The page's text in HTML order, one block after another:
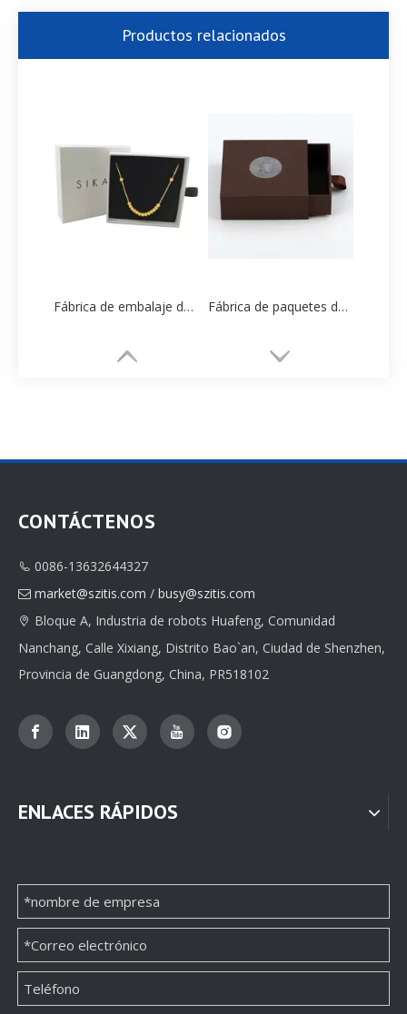
Productos relacionados
Fábrica de embalaje de cajas de papel Bling personalizadas de alta gama Fábrica de paquetes de aretes personalizados de alta gama al por mayor
CONTÁCTENOS
 0086-13632644327
 market@szitis.com / busy@szitis.com
 Bloque A, Industria de robots Huafeng, Comunidad
Nanchang, Calle Xixiang, Distrito Bao`an, Ciudad de Shenzhen,
Provincia de Guangdong, China, PR518102
ENLACES RÁPIDOS